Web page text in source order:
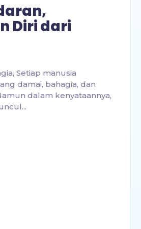
Diri dari
Setiap manusia
damai, bahagia, dan
dalam kenyataannya,